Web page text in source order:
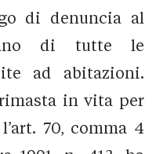
di denuncia al
di tutte le
ad abitazioni.
in vita per
70, comma 4